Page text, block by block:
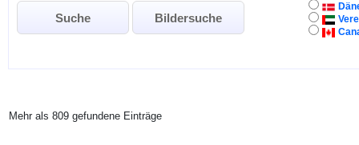
Mehr als 809 gefundene Einträge